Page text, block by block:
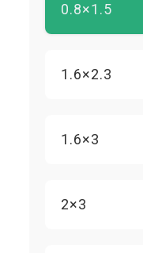
0.8×1.5
1.6×2.3
1.6×3
2×3